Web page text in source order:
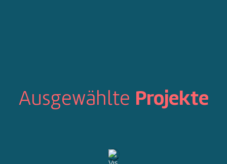
Ausgewählte Projekte